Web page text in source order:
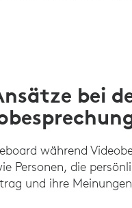
bei
während
Personen, die
und ihre